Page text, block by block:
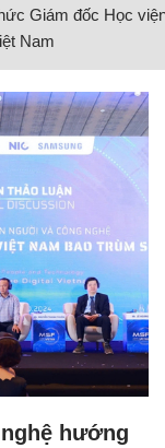
Giám đốc Học
Nam
hướng